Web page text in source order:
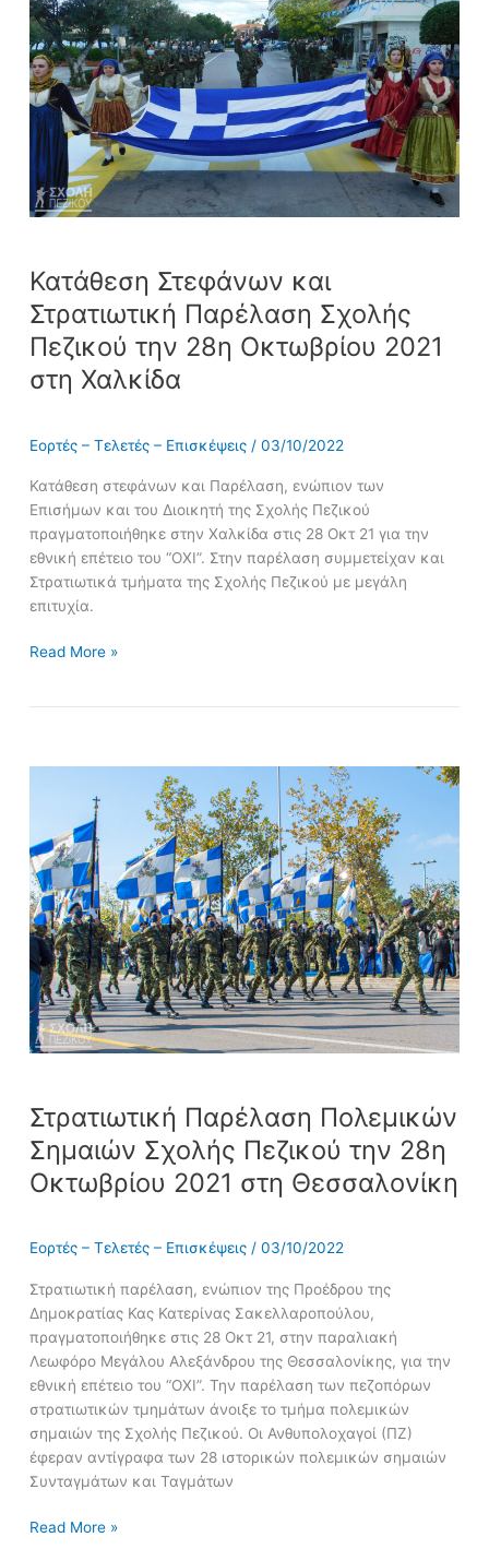
Κατάθεση Στεφάνων και
Στρατιωτική Παρέλαση Σχολής
Πεζικού την 28η Οκτωβρίου 2021
στη Χαλκίδα
Εορτές – Τελετές – Επισκέψεις /03/10/2022
Κατάθεση στεφάνων και Παρέλαση, ενώπιον των
Επισήμων και του Διοικητή της Σχολής Πεζικού
πραγματοποιήθηκε στην Χαλκίδα στις 28 Οκτ 21 για την
εθνική επέτειο του “ΟΧΙ”. Στην παρέλαση συμμετείχαν και
Στρατιωτικά τμήματα της Σχολής Πεζικού με μεγάλη
επιτυχία.
Στρατιωτική
Παρέλαση
Σχολής
Πεζικού
την
28η
Οκτωβρίου
2021
στη
Read More »
Στρατιωτική Παρέλαση Πολεμικών
Σημαιών Σχολής Πεζικού την 28η
Οκτωβρίου 2021 στη Θεσσαλονίκη
Εορτές – Τελετές – Επισκέψεις /03/10/2022
Στρατιωτική παρέλαση, ενώπιον της Προέδρου της
Δημοκρατίας Κας Κατερίνας Σακελλαροπούλου,
πραγματοποιήθηκε στις 28 Οκτ 21, στην παραλιακή
Λεωφόρο Μεγάλου Αλεξάνδρου της Θεσσαλονίκης, για την
εθνική επέτειο του “ΟΧΙ”. Την παρέλαση των πεζοπόρων
στρατιωτικών τμημάτων άνοιξε το τμήμα πολεμικών
σημαιών της Σχολής Πεζικού. Οι Ανθυπολοχαγοί (ΠΖ)
έφεραν αντίγραφα των 28 ιστορικών πολεμικών σημαιών
Συνταγμάτων και Ταγμάτων
Παρέλαση
Πολεμικών
Σημαιών
Σχολής
Πεζικού
την
28η
Οκτωβρίου
2021
στη
Θεσσαλονίκη
Read More »